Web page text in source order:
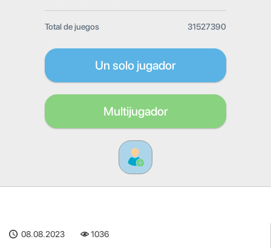
Total de juegos 31527390
Un solo jugador
Multijugador
08.08.2023 1036